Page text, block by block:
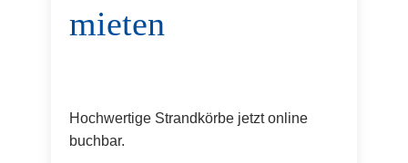
mieten
Hochwertige Strandkörbe jetzt online
buchbar.